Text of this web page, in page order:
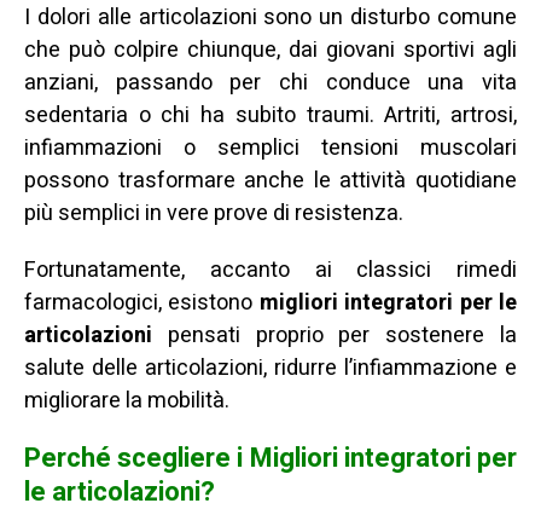
I dolori alle articolazioni sono un disturbo comune
che può colpire chiunque, dai giovani sportivi agli
anziani, passando per chi conduce una vita
sedentaria o chi ha subito traumi. Artriti, artrosi,
infiammazioni o semplici tensioni muscolari
possono trasformare anche le attività quotidiane
più semplici in vere prove di resistenza.
Fortunatamente, accanto ai classici rimedi
farmacologici, esistono migliori integratori per le
articolazioni pensati proprio per sostenere la
salute delle articolazioni, ridurre l’infiammazione e
migliorare la mobilità.
Perché scegliere i Migliori integratori per
le articolazioni?